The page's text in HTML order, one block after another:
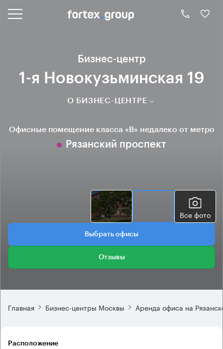
Бизнес-центр
1-я Новокузьминская 19
О БИЗНЕС-ЦЕНТРЕ
Офисные помещение класса «B» недалеко от метро
Рязанский проспект
Все фото
Выбрать офисы
Отзывы
Главная Бизнес-центры Москвы Аренда офиса на
Расположение